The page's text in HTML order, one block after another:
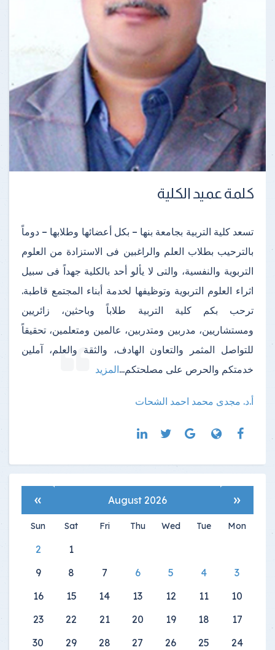
كلمة عميد الكلية
تسعد كلية التربية بجامعة بنها – بكل أعضائها وطلابها – دوماً
بالترحيب بطلاب العلم والراغبين فى الاستزادة من العلوم
التربوية والنفسية، والتى لا يألو أحد بالكلية جهداً فى سبيل
اثراء العلوم التربوية وتوظيفها لخدمة أبناء المجتمع قاطبة.
ترحب بكم كلية التربية طلاباً وباحثين، زائريين
ومستشاريين، مدربين ومتدربين، عالمين ومتعلمين، تحقيقاً
للتواصل المثمر والتعاون الهادف، والثقة والعلم، آملين
خدمتكم والحرص على مصلحتكم...المزيد
أ.د. مجدى محمد احمد الشحات
«
August 2026
»
Mon
Tue
Wed
Thu
Fri
Sat
Sun
1
2
3
4
5
6
7
8
9
10
11
12
13
14
15
16
17
18
19
20
21
22
23
24
25
26
27
28
29
30